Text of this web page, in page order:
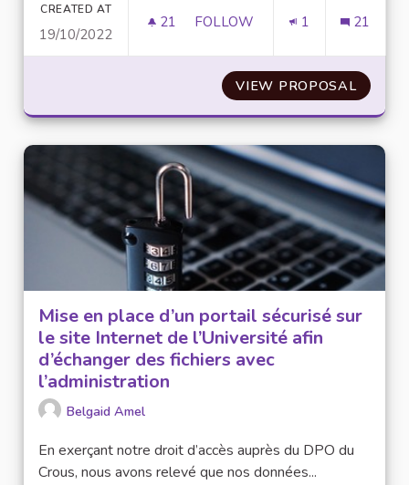
CREATED AT
19/10/2022
21 21 FOLLOWERS
FOLLOW 1 21
VIEW PROPOSAL
Mise en place d’un portail sécurisé sur
le site Internet de l’Université afin
d’échanger des fichiers avec
l’administration
Belgaid Amel
En exerçant notre droit d’accès auprès du DPO du
Crous, nous avons relevé que nos données...